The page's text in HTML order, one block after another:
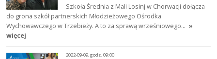
Szkoła Średnia z Mali Losinj w Chorwacji dołącza
do grona szkół partnerskich Młodzieżowego Ośrodka
Wychowawczego w Trzebieży. A to za sprawą wrześniowego… »
więcej
2022-09-09, godz. 09:00